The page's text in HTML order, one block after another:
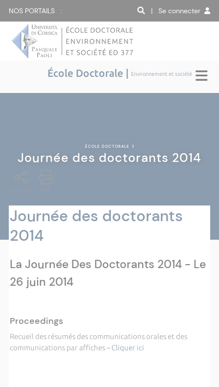
NOS PORTAILS : | Se connecter
École Doctorale | Environnement et société
ÉCOLE DOCTORALE |
Journée des doctorants 2014
Journée des doctorants
2014
La Journée Des Doctorants 2014 - Le
26 juin 2014
Proceedings
Recueil des résumés des communications orales et des
communications par affiches –Cliquer ici